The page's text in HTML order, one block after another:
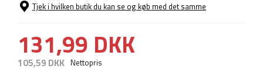
Tjek i hvilken butik du kan se og køb med det samme
131,99 DKK
105,59 DKK Nettopris